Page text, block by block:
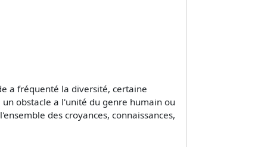
a fréquenté la diversité, certaine
obstacle a l'unité du genre humain ou
des croyances, connaissances,